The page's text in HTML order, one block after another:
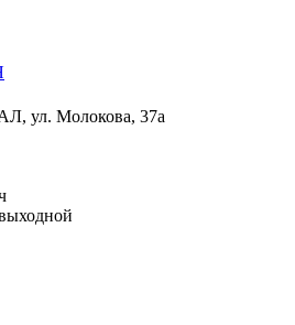
ул. Молокова, 37а